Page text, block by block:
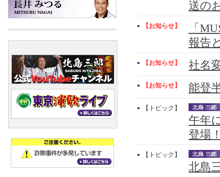
送の
【お知らせ】
「
報告
【お知らせ】 社名
【お知らせ】 能登
【トピック】
午年
登場
【トピック】
北島